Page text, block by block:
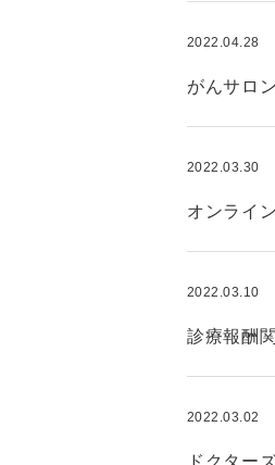
2022.04.28
がんサロ
2022.03.30
オンライ
2022.03.10
診療報酬
2022.03.02
ドクター